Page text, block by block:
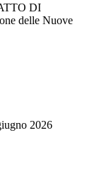
DI
delle Nuove
2026